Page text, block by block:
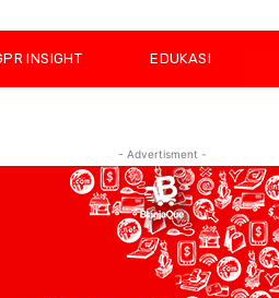
INSIGHT EDUKASI
- Advertisment -